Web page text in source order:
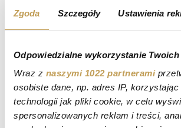
Zgoda Szczegóły Ustawienia
Odpowiedzialne wykorzystanie Twoich
Wraz z naszymi 1022 partnerami
osobiste dane, np. adres IP,
technologii jak pliki cookie, w celu
spersonalizowanych reklam i treści,